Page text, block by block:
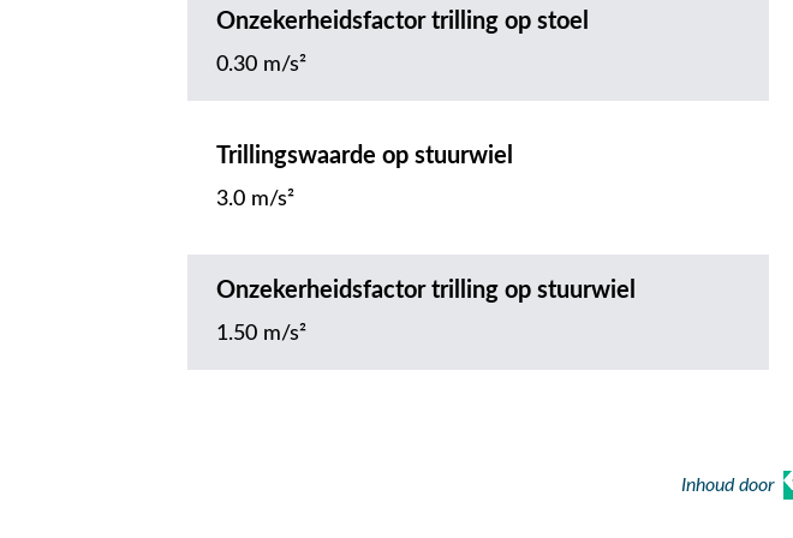
Onzekerheidsfactor trilling op stoel
0.30 m/s²
Trillingswaarde op stuurwiel
3.0 m/s²
Onzekerheidsfactor trilling op stuurwiel
1.50 m/s²
Inhoud door